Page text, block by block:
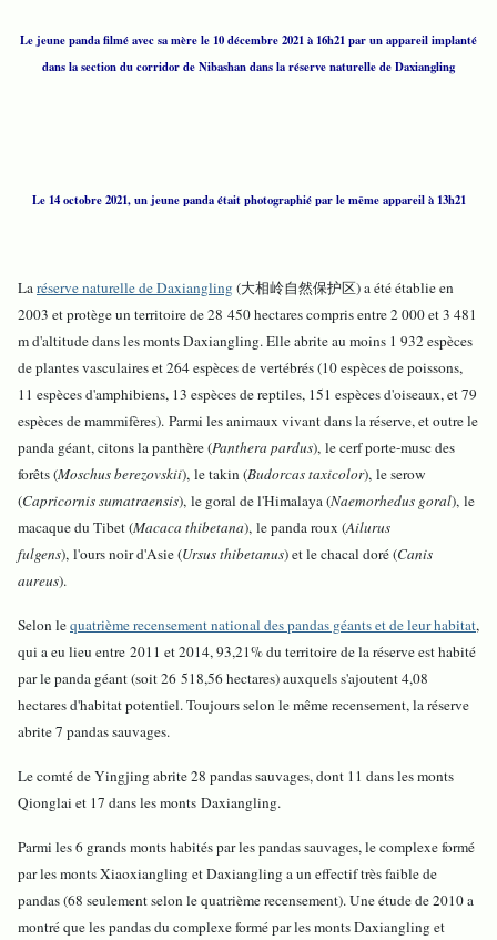
Le jeune panda filmé avec sa mère le 10 décembre 2021 à 16h21 par un appareil implanté
dans la section du corridor de Nibashan dans la réserve naturelle de Daxiangling
Le 14 octobre 2021, un jeune panda était photographié par le même appareil à 13h21
Laréserve naturelle de Daxiangling(大相岭自然保护区) a été établie en
2003 et protège un territoire de 28 450 hectares compris entre 2 000 et 3 481
m d'altitude dans les monts Daxiangling. Elle abrite au moins 1 932 espèces
de plantes vasculaires et 264 espèces de vertébrés (10 espèces de poissons,
11 espèces d'amphibiens, 13 espèces de reptiles, 151 espèces d'oiseaux, et 79
espèces de mammifères). Parmi les animaux vivant dans la réserve, et outre le
panda géant, citons la panthère (Panthera pardus), le cerf porte-musc des
forêts (Moschus berezovskii), le takin (Budorcas taxicolor), le serow
(Capricornis sumatraensis), le goral de l'Himalaya (Naemorhedus goral), le
macaque du Tibet (Macaca thibetana), le panda roux (Ailurus
fulgens), l'ours noir d'Asie (Ursus thibetanus) et le chacal doré (Canis
aureus).
Selon lequatrième recensement national des pandas géants et de leur habitat,
qui a eu lieu entre 2011 et 2014, 93,21% du territoire de la réserve est habité
par le panda géant (soit 26 518,56 hectares) auxquels s'ajoutent 4,08
hectares d'habitat potentiel. Toujours selon le même recensement, la réserve
abrite 7 pandas sauvages.
Le comté de Yingjing abrite 28 pandas sauvages, dont 11 dans les monts
Qionglai et 17 dans les monts Daxiangling.
Parmi les 6 grands monts habités par les pandas sauvages, le complexe formé
par les monts Xiaoxiangling et Daxiangling a un effectif très faible de
pandas (68 seulement selon le quatrième recensement). Une étude de 2010 a
montré que les pandas du complexe formé par les monts Daxiangling et